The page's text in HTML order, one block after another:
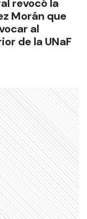
revocó la
Morán que
al
de la UNaF